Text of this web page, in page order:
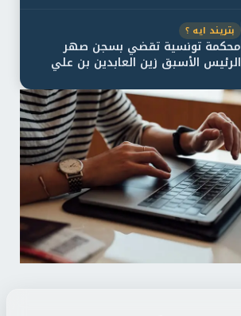
بتريند ايه ؟
محكمة تونسية تقضي بسجن صهر
الرئيس الأسبق زين العابدين بن علي